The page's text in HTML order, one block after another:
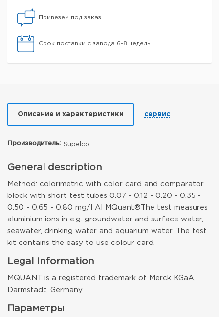
Привезем под заказ
Срок поставки с завода 6-8 недель
Описание и характеристики сервис
Производитель: Supelco
General description
Method: colorimetric with color card and comparator
block with short test tubes 0.07 - 0.12 - 0.20 - 0.35 -
0.50 - 0.65 - 0.80 mg/l Al MQuant® The test measures
aluminium ions in e.g. groundwater and surface water,
seawater, drinking water and aquarium water. The test
kit contains the easy to use colour card.
Legal Information
MQUANT is a registered trademark of Merck KGaA,
Darmstadt, Germany
Параметры